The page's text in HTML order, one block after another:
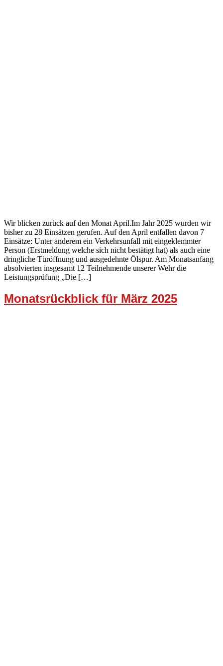
Wir blicken zurück auf den Monat April.Im Jahr 2025 wurden wir
bisher zu 28 Einsätzen gerufen. Auf den April entfallen davon 7
Einsätze: Unter anderem ein Verkehrsunfall mit eingeklemmter
Person (Erstmeldung welche sich nicht bestätigt hat) als auch eine
dringliche Türöffnung und ausgedehnte Ölspur. Am Monatsanfang
absolvierten insgesamt 12 Teilnehmende unserer Wehr die
Leistungsprüfung „Die […]
Monatsrückblick für März 2025